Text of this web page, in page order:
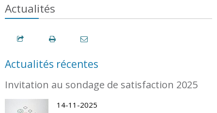
Actualités
Actualités récentes
Invitation au sondage de satisfaction 2025
14-11-2025